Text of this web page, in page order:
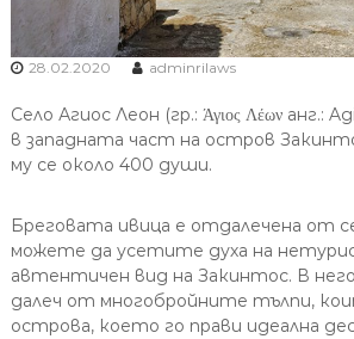
28.02.2020 adminrilaws
Село Агиос Леон (гр.: Άγιος Λέων анг.:
в западната част на остров
му се около 400 души.
Бреговата ивица е отдалечена от
можете да усетите духа на
автентичен вид на Закинтос. В
далеч от многобройните тълпи,
острова, което го прави идеална